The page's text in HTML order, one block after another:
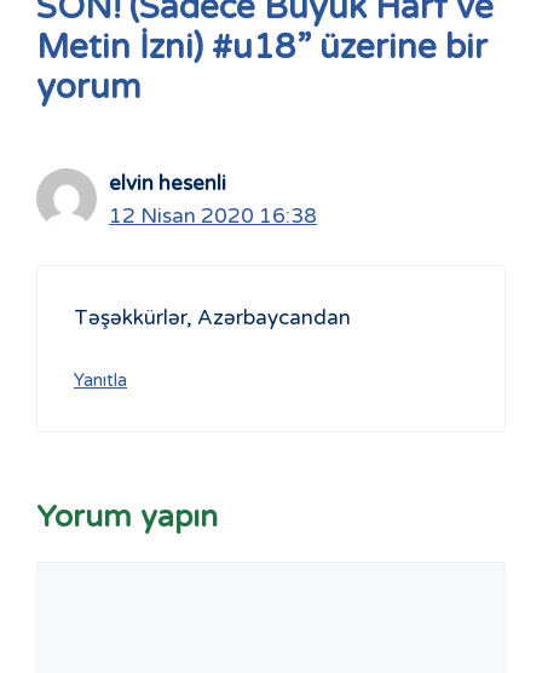
Metin İzni) #u18” üzerine bir
yorum
elvin hesenli
12 Nisan 2020 16:38
Təşəkkürlər, Azərbaycandan
Yanıtla
Yorum yapın